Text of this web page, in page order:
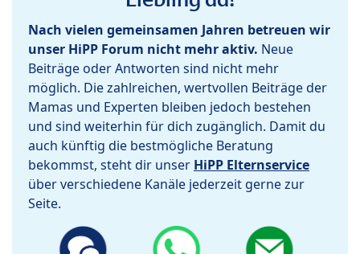
Nach vielen gemeinsamen Jahren betreuen wir
unser HiPP Forum nicht mehr aktiv. Neue
Beiträge oder Antworten sind nicht mehr
möglich. Die zahlreichen, wertvollen Beiträge der
Mamas und Experten bleiben jedoch bestehen
und sind weiterhin für dich zugänglich. Damit du
auch künftig die bestmögliche Beratung
bekommst, steht dir unser HiPP Elternservice
über verschiedene Kanäle jederzeit gerne zur
Seite.